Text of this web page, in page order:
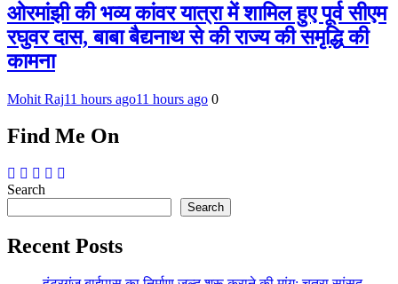
ओरमांझी की भव्य कांवर यात्रा में शामिल हुए पूर्व सीएम
रघुवर दास, बाबा बैद्यनाथ से की राज्य की समृद्धि की
कामना
Mohit Raj11 hours ago11 hours ago 0
Find Me On
Search
Search
Recent Posts